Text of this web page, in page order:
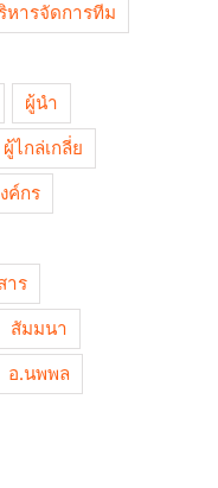
หารจัดการทีม
ผู้นำ
ผู้ไกล่เกลี่ย
ค์กร
าร
สัมมนา
อ.นพพล